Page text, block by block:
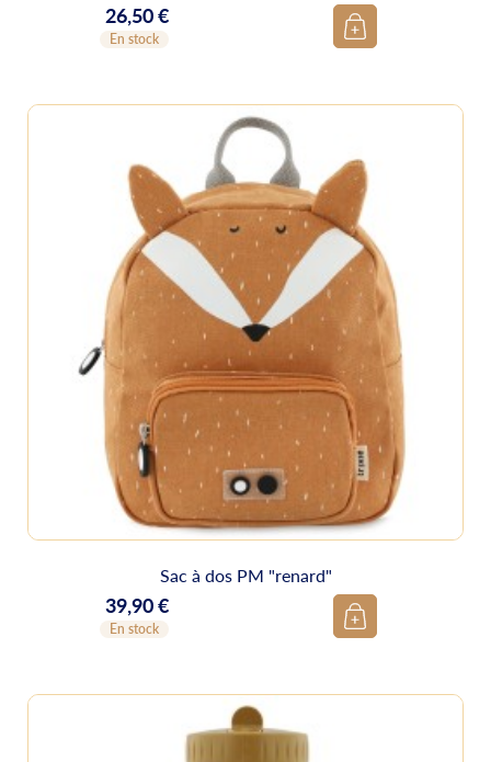
Prix
26,50 €
En stock
Sac à dos PM "renard"
Prix
39,90 €
En stock